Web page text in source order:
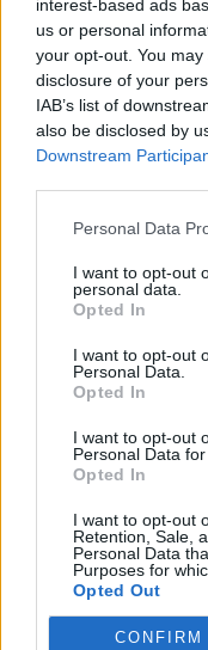
interest-based ads
us or personal
your opt-out. You
disclosure of your
IAB’s list of
also be disclosed by
Downstream
Personal Data
I want to opt-out
personal data.
Opted In
I want to opt-out
Personal Data.
Opted In
I want to opt-out
Personal Data
Opted In
I want to opt-out
Retention, Sale,
Personal Data
Purposes for
Opted Out
CONFIRM
In evidenza